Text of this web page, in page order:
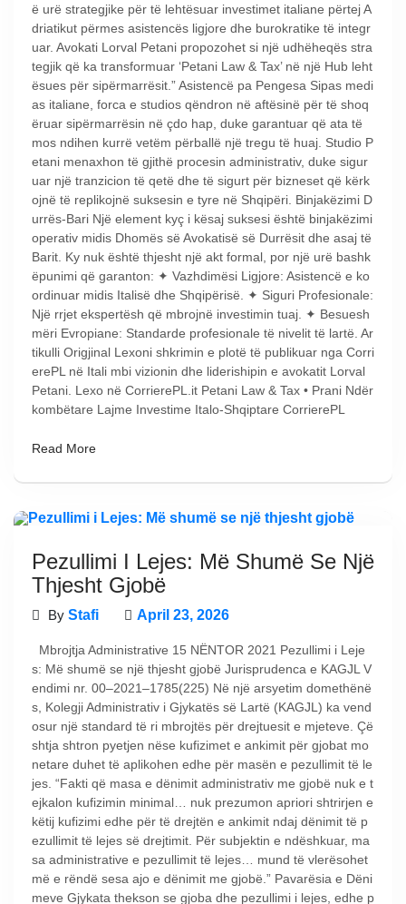
ë urë strategjike për të lehtësuar investimet italiane përtej A
driatikut përmes asistencës ligjore dhe burokratike të integr
uar. Avokati Lorval Petani propozohet si një udhëheqës stra
tegjik që ka transformuar ‘Petani Law & Tax’ në një Hub leht
ësues për sipërmarrësit.” Asistencë pa Pengesa Sipas medi
as italiane, forca e studios qëndron në aftësinë për të shoq
ëruar sipërmarrësin në çdo hap, duke garantuar që ata të
mos ndihen kurrë vetëm përballë një tregu të huaj. Studio P
etani menaxhon të gjithë procesin administrativ, duke sigur
uar një tranzicion të qetë dhe të sigurt për bizneset që kërk
ojnë të replikojnë suksesin e tyre në Shqipëri. Binjakëzimi D
urrës-Bari Një element kyç i kësaj suksesi është binjakëzimi
operativ midis Dhomës së Avokatisë së Durrësit dhe asaj të
Barit. Ky nuk është thjesht një akt formal, por një urë bashk
ëpunimi që garanton: ✦ Vazhdimësi Ligjore: Asistencë e ko
ordinuar midis Italisë dhe Shqipërisë. ✦ Siguri Profesionale:
Një rrjet ekspertësh që mbrojnë investimin tuaj. ✦ Besuesh
mëri Evropiane: Standarde profesionale të nivelit të lartë. Ar
tikulli Origjinal Lexoni shkrimin e plotë të publikuar nga Corri
erePL në Itali mbi vizionin dhe liderishipin e avokatit Lorval
Petani. Lexo në CorrierePL.it Petani Law & Tax • Prani Ndër
kombëtare Lajme Investime Italo-Shqiptare CorrierePL
Read More
Pezullimi I Lejes: Më Shumë Se Një
Thjesht Gjobë
By Stafi April 23, 2026
Mbrojtja Administrative 15 NËNTOR 2021 Pezullimi i Leje
s: Më shumë se një thjesht gjobë Jurisprudenca e KAGJL V
endimi nr. 00–2021–1785(225) Në një arsyetim domethënë
s, Kolegji Administrativ i Gjykatës së Lartë (KAGJL) ka vend
osur një standard të ri mbrojtës për drejtuesit e mjeteve. Çë
shtja shtron pyetjen nëse kufizimet e ankimit për gjobat mo
netare duhet të aplikohen edhe për masën e pezullimit të le
jes. “Fakti që masa e dënimit administrativ me gjobë nuk e t
ejkalon kufizimin minimal… nuk prezumon apriori shtrirjen e
këtij kufizimi edhe për të drejtën e ankimit ndaj dënimit të p
ezullimit të lejes së drejtimit. Për subjektin e ndëshkuar, ma
sa administrative e pezullimit të lejes… mund të vlerësohet
më e rëndë sesa ajo e dënimit me gjobë.” Pavarësia e Dëni
meve Gjykata thekson se gjoba dhe pezullimi i lejes, edhe p